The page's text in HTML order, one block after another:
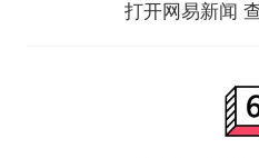
打开网易新闻